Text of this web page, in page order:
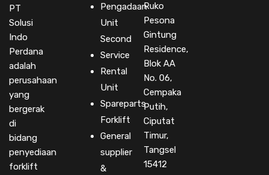
PT
Solusi
Indo
Perdana
adalah
perusahaan
yang
bergerak
di
bidang
penyediaan
forklift
Pengadaan
Unit
Second
Service
Rental
Unit
Spareparts
Forklift
General
supplier
&
Ruko
Pesona
Gintung
Residence,
Blok AA
No. 06,
Cempaka
Putih,
Ciputat
Timur,
Tangsel
15412